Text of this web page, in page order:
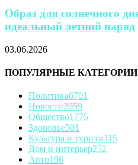
Образ для солнечного
идеальный летний наряд
03.06.2026
ПОПУЛЯРНЫЕ КАТЕГОРИИ
Политика6701
Новости2059
Общество1775
Здоровье501
Культура и туризм315
Дом и интерьер252
Авто196